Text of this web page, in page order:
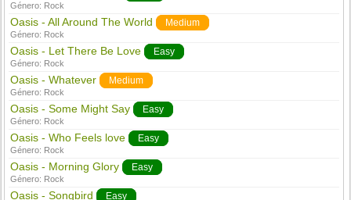
Género: Rock
Oasis - All Around The World Medium
Género: Rock
Oasis - Let There Be Love Easy
Género: Rock
Oasis - Whatever Medium
Género: Rock
Oasis - Some Might Say Easy
Género: Rock
Oasis - Who Feels love Easy
Género: Rock
Oasis - Morning Glory Easy
Género: Rock
Oasis - Songbird Easy